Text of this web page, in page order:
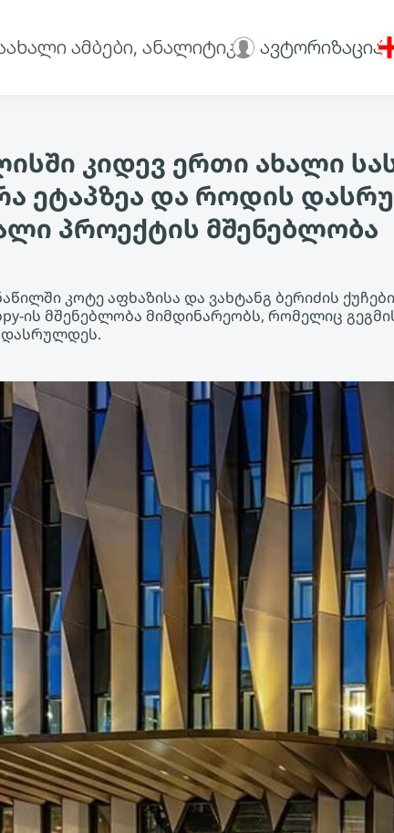
ახალი ამბები, ანალიტიკა ავტორიზაცია
კიდევ ერთი ახალი
ეტაპზეა და როდის
პროექტის მშენებლობა
კოტე აფხაზისა და ვახტანგ ბერიძის
ის მშენებლობა მიმდინარეობს, რომელიც
დასრულდეს.